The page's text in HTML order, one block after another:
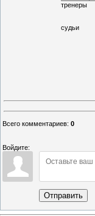
тренеры
судьи
Всего комментариев: 0
Войдите:
Отправить